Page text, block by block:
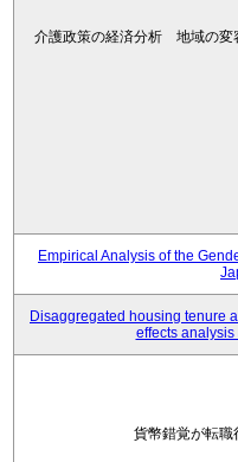
介護政策の経済分析 地域の変
Empirical Analysis of the
Disaggregated housing tenure
effects
貨幣錯覚が転職